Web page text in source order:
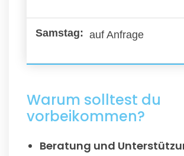
auf Anfrage
Warum solltest du
vorbeikommen?
Beratung und